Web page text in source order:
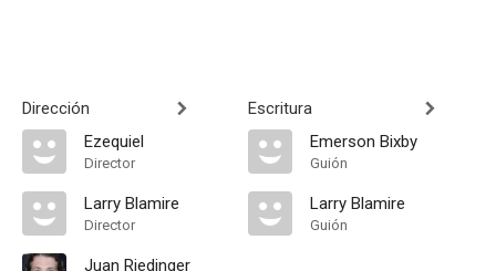
Dirección
Ezequiel
Director
Larry Blamire
Director
Juan Riedinger
Escritura
Emerson Bixby
Guión
Larry Blamire
Guión